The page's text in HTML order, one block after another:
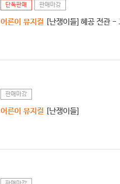
단독판매 판매마감
어른이 뮤지컬 [난쟁이들] 혜공 전관 -
판매마감
어른이 뮤지컬 [난쟁이들]